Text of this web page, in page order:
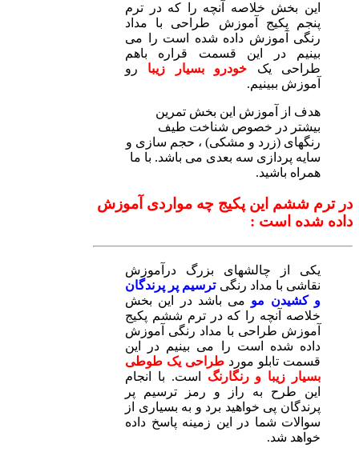
این بخش خلاصه آنچه را که در ترم
پنجم پکیج آموزش طراحی با مداد
رنگی آموزش داده شده است را می
بینیم در این قسمت قراره باهم
طراحی یک خودرو بسیار زیبا رو
آموزش ببینیم.
هدف از آموزش این بخش تمرین
بیشتر در خصوص شناخت طیف
رنگهای (زرد و مشکی) ، حجم سازی و
سایه پردازی سه بعدی می باشد. با ما
همراه باشید.
در ترم ششم این پکیج چه مواردی آموزش
داده شده است :
یکی از چالشهای بزرگ درآموزش
نقاشی با مداد رنگیترسیم پر پرندگان
و کشیدن مو می باشد در این بخش
خلاصه آنچه را که در ترم ششم پکیج
آموزش طراحی با مداد رنگی آموزش
داده شده است را می بینیم در این
قسمت تابلو مورد طراحی یک طوطی
بسیار زیبا و رنگارنگ است. با انجام
این طرح به راز و رمز ترسیم پر
پرندگان پی خواهید برد و به بسیاری از
سوالات شما در این زمینه پاسخ داده
خواهد شد.